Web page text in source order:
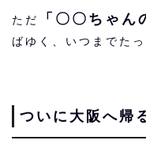
ただ 「〇〇ちゃん
ばゆく、いつまでた
ついに大阪へ帰